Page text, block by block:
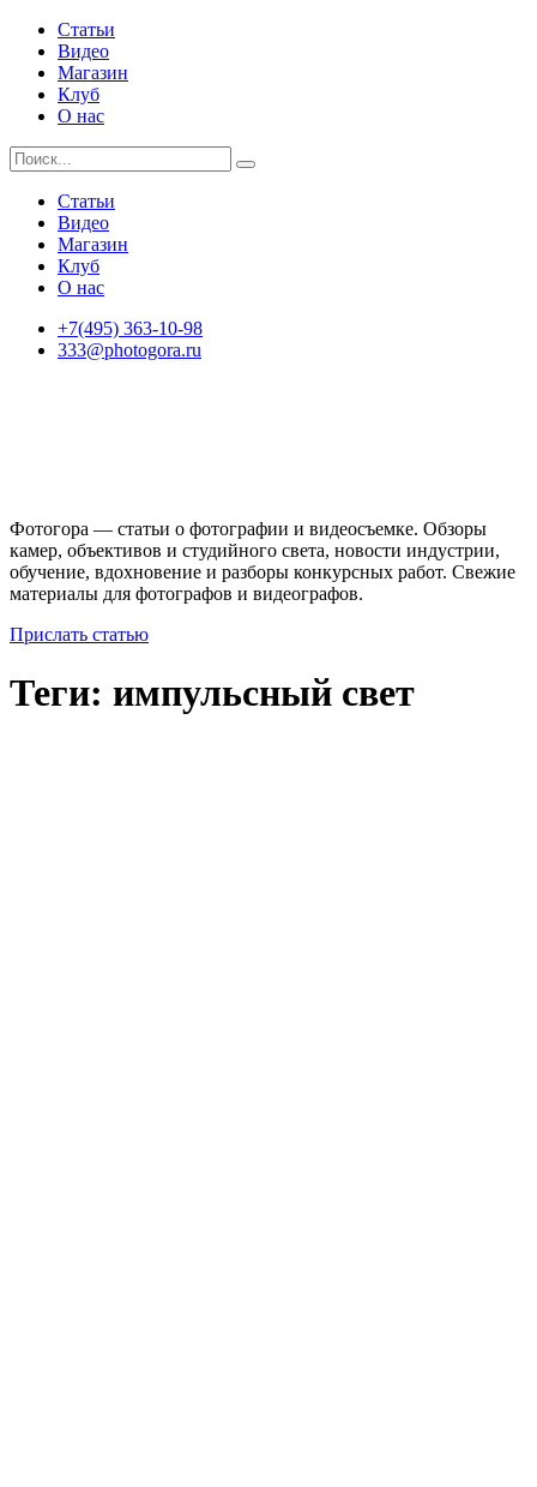
Статьи
Видео
Магазин
Клуб
О нас
Статьи
Видео
Магазин
Клуб
О нас
+7(495) 363-10-98
333@photogora.ru
Фотогора — статьи о фотографии и видеосъемке. Обзоры
камер, объективов и студийного света, новости индустрии,
обучение, вдохновение и разборы конкурсных работ. Свежие
материалы для фотографов и видеографов.
Прислать статью
Теги: импульсный свет